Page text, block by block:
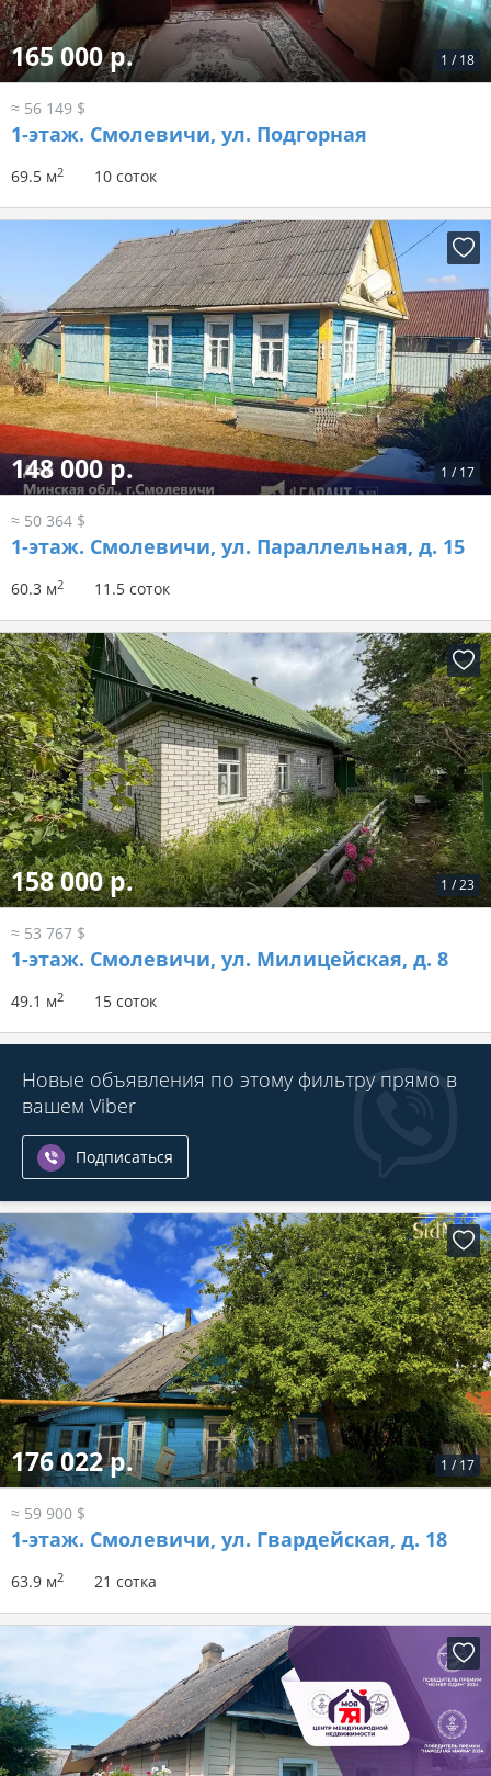
1 / 18
165 000 р.
≈ 56 149 $
1-этаж. Смолевичи, ул. Подгорная
69.5 м2 10 соток
1 / 17
148 000 р.
≈ 50 364 $
1-этаж. Смолевичи, ул. Параллельная, д. 15
60.3 м2 11.5 соток
1 /23
158 000 р.
≈ 53 767 $
1-этаж. Смолевичи, ул. Милицейская, д. 8
49.1 м2 15 соток
Новые объявления по этому фильтру прямо в
вашем Viber
Подписаться
1 / 17
176 022 р.
≈ 59 900 $
1-этаж. Смолевичи, ул. Гвардейская, д. 18
63.9 м2 21 сотка